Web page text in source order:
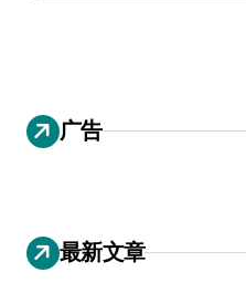
广告
最新文章